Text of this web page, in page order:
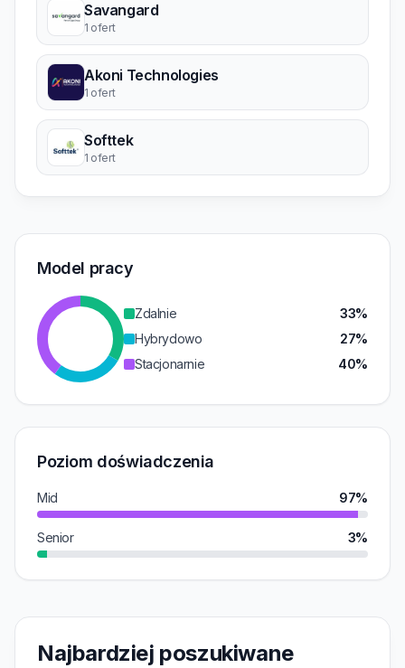
Savangard
1 ofert
Akoni Technologies
1 ofert
Softtek
1 ofert
Model pracy
Zdalnie
33%
Hybrydowo
27%
Stacjonarnie
40%
Poziom doświadczenia
Mid 97%
Senior 3%
Najbardziej poszukiwane